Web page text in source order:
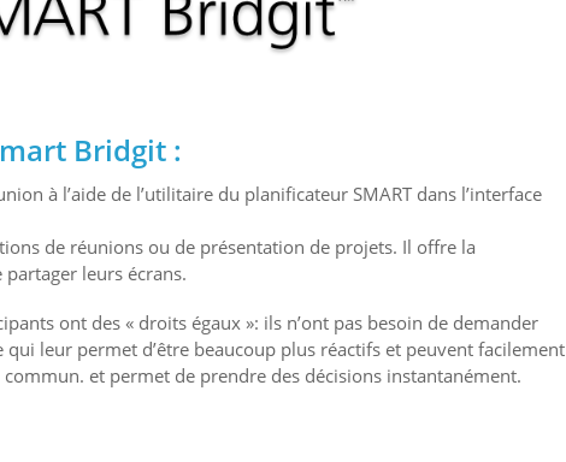
Bridgit :
à l’aide de l’utilitaire du planificateur SMART dans l’interface
de réunions ou de présentation de projets. Il offre la
leurs écrans.
ont des « droits égaux »: ils n’ont pas besoin de demander
qui leur permet d’être beaucoup plus réactifs et peuvent facilement
et permet de prendre des décisions instantanément.